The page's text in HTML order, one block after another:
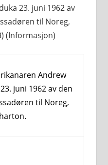
23. juni 1962 av
til Noreg,
(Informasjon)
Andrew
juni 1962 av den
til Noreg,